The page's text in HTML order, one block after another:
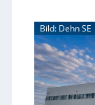
n
k
t
f
ü
r
p
e
u
e
r
Y
o
u
T
-
F
r
a
m
Bild: Dehn SE